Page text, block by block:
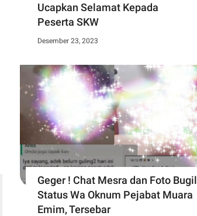
Ucapkan Selamat Kepada
Peserta SKW
Desember 23, 2023
Geger ! Chat Mesra dan Foto Bugil
Status Wa Oknum Pejabat Muara
Emim, Tersebar